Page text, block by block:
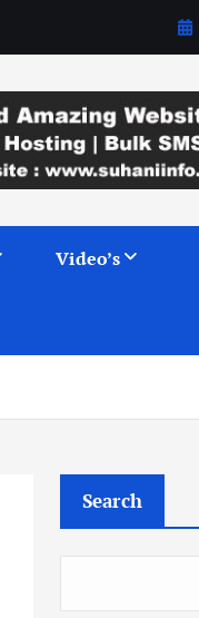
Video’s
Search